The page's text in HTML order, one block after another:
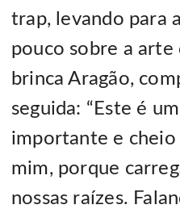
trap, levando para
pouco sobre a arte
brinca Aragão,
seguida: “Este é
importante e cheio
mim, porque
nossas raízes.